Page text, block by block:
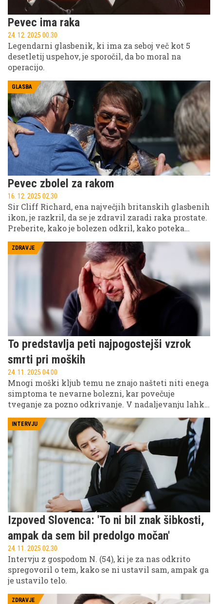
Pevec ima raka
24. 12. 2025 00.30
Legendarni glasbenik, ki ima za seboj več kot 5
desetletij uspehov, je sporočil, da bo moral na
operacijo.
GLASBA
Pevec zbolel za rakom
16. 12. 2025 02.30
Sir Cliff Richard, ena največjih britanskih glasbenih
ikon, je razkril, da se je zdravil zaradi raka prostate.
Preberite, kako je bolezen odkril, kako poteka
presejalnim programom za moške.
ZDRAVJE
To predstavlja peti najpogostejši vzrok
smrti pri moških
24. 11. 2025 04.00
Mnogi moški kljub temu ne znajo našteti niti enega
simptoma te nevarne bolezni, kar povečuje
tveganje za pozno odkrivanje. V nadaljevanju lahko
INTERVJU
Izpoved Slovenca: 'To ni bil znak šibkosti,
ampak da sem bil predolgo močan'
24. 11. 2025 02.30
Intervju z gospodom N. (54), ki je za nas odkrito
spregovoril o tem, kako se ni ustavil sam, ampak ga
je ustavilo telo.
ZDRAVJE